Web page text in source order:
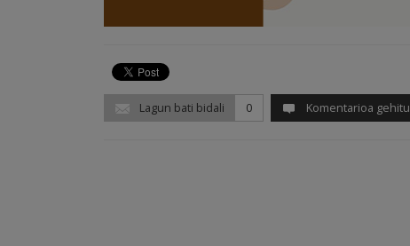
Lagun bati bidali 0 Komentarioa gehitu